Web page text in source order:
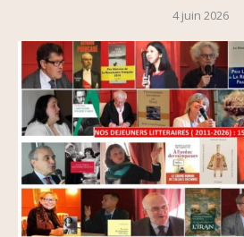
4 juin 2026